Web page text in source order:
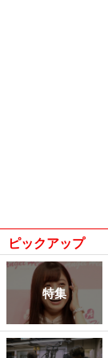
ピックアップ
特集